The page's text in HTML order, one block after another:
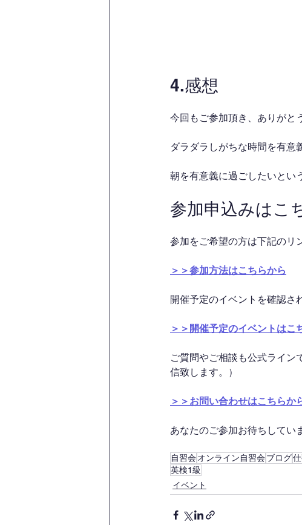
4.感想
今回もご参加頂き、ありがと
ダラダラしがちな時間を有
朝を有意義に過ごしたいとい
参加申込みはこ
参加をご希望の方は下記のリ
＞＞参加方法はこちらから
開催予定のイベントを確認さ
＞＞開催予定のイベントはこ
ご質問やご相談も公式ライン
信致します。）
＞＞お問い合わせはこちらか
あなたのご参加お待ちしてい
自習会オンライン自習会ブログ
英検1級
イベント